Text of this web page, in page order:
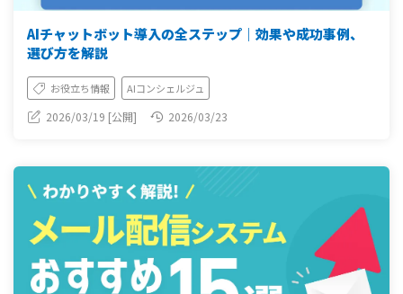
AIチャットボット導入の全ステップ｜効果や成功事例、
選び方を解説
お役立ち情報 AIコンシェルジュ
2026/03/19 [公開] 2026/03/23